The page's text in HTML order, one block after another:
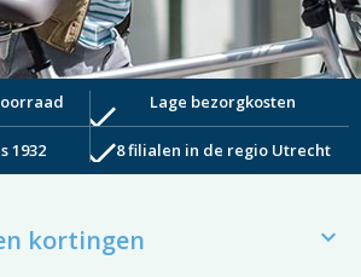
check Lage bezorgkosten
1932 check8 filialen in de regio Utrecht
kortingen 